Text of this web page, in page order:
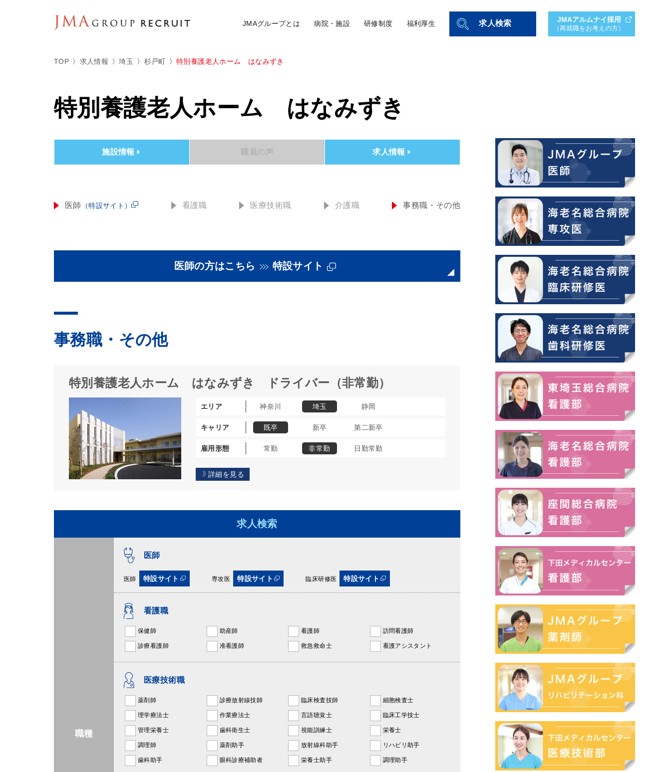
JMAグループとは 病院・施設 研修制度 福利厚生 求人検索 JMAアルムナイ採用
（再就職をお考えの方）
TOP 求人情報 埼玉 杉戸町 特別養護老人ホーム はなみずき
特別養護老人ホーム はなみずき
施設情報 求人情報
医師 （特設サイト） 看護職 医療技術職 介護職 事務職・その他
医師の方はこちら 特設サイト
事務職・その他
特別養護老人ホーム はなみずき ドライバー（非常勤）
エリア 神奈川 埼玉 静岡
キャリア 既卒 新卒 第二新卒
雇用形態 常勤 非常勤 日勤常勤
詳細を見る
求人検索
職種
医師
医師 特設サイト 専攻医 特設サイト 臨床研修医 特設サイト
看護職
保健師 助産師 看護師 訪問看護師
診療看護師 准看護師 救急救命士 看護アシスタント
医療技術職
薬剤師 診療放射線技師 臨床検査技師 細胞検査士
理学療法士 作業療法士 言語聴覚士 臨床工学技士
管理栄養士 歯科衛生士 視能訓練士 栄養士
調理師 薬剤助手 放射線科助手 リハビリ助手
歯科助手 眼科診療補助者 栄養士助手 調理助手